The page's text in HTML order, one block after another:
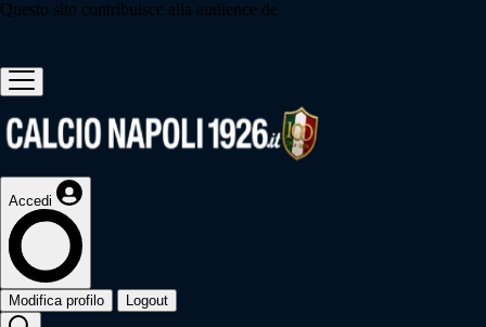
Questo sito contribuisce alla audience de
Accedi
Modifica profilo Logout